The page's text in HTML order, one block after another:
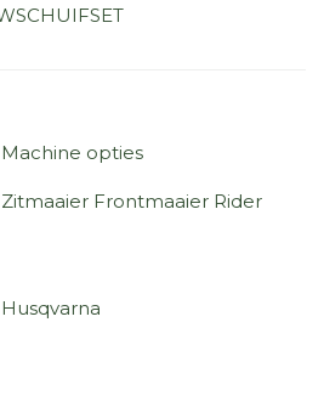
Machine opties
Zitmaaier Frontmaaier Rider
Husqvarna